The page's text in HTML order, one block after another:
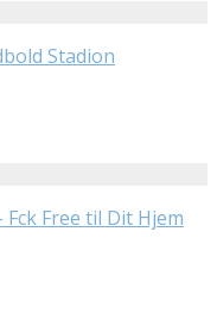
Stadion
Free til Dit Hjem